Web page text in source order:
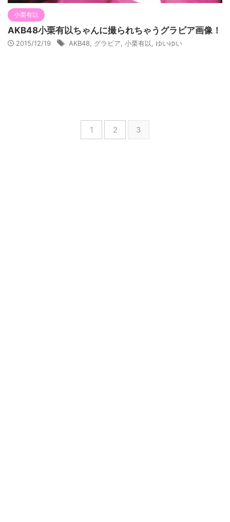
小栗有以
AKB48小栗有以ちゃんに撮られちゃうグラビア画像！
2015/12/19 AKB48, グラビア, 小栗有以, ゆいゆい
1 2 3